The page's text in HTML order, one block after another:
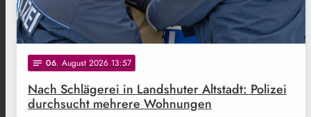
notes 06. August 2026 13:57
Nach Schlägerei in Landshuter Altstadt: Polizei
durchsucht mehrere Wohnungen